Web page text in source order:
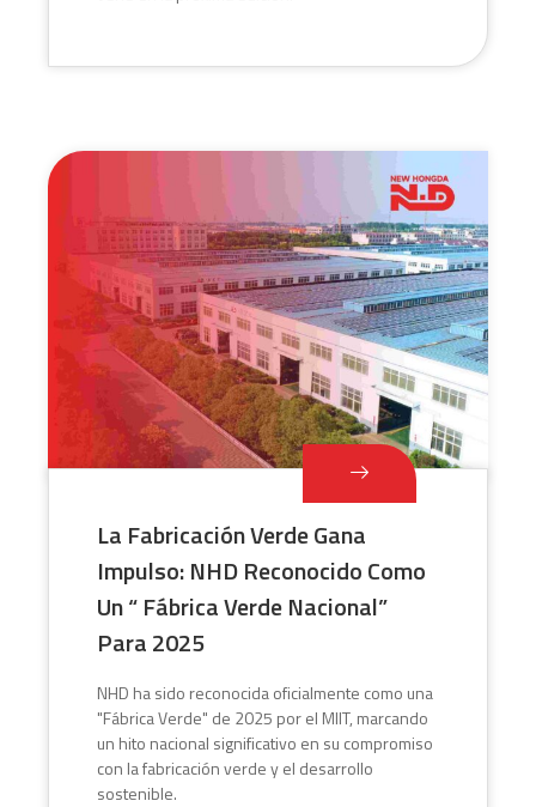
La Fabricación Verde Gana
Impulso: NHD Reconocido Como
Un “ Fábrica Verde Nacional”
Para 2025
NHD ha sido reconocida oficialmente como una
"Fábrica Verde" de 2025 por el MIIT, marcando
un hito nacional significativo en su compromiso
con la fabricación verde y el desarrollo
sostenible.